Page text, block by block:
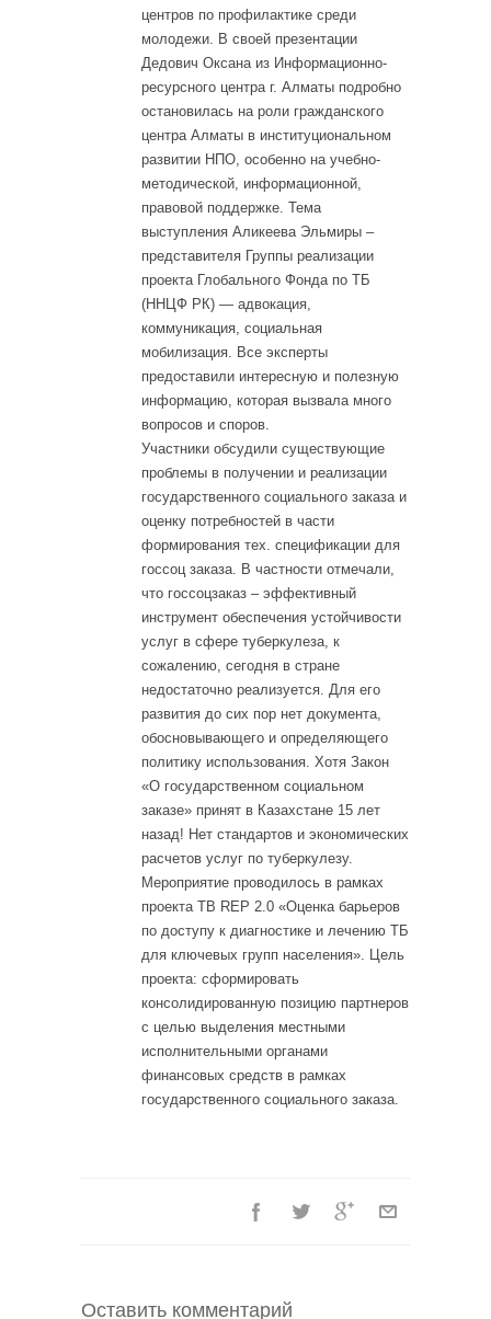
центров по профилактике среди
молодежи. В своей презентации
Дедович Оксана из Информационно-
ресурсного центра г. Алматы подробно
остановилась на роли гражданского
центра Алматы в институциональном
развитии НПО, особенно на учебно-
методической, информационной,
правовой поддержке. Тема
выступления Аликеева Эльмиры –
представителя Группы реализации
проекта Глобального Фонда по ТБ
(ННЦФ РК) — адвокация,
коммуникация, социальная
мобилизация. Все эксперты
предоставили интересную и полезную
информацию, которая вызвала много
вопросов и споров.
Участники обсудили существующие
проблемы в получении и реализации
государственного социального заказа и
оценку потребностей в части
формирования тех. спецификации для
госсоц заказа. В частности отмечали,
что госсоцзаказ – эффективный
инструмент обеспечения устойчивости
услуг в сфере туберкулеза, к
сожалению, сегодня в стране
недостаточно реализуется. Для его
развития до сих пор нет документа,
обосновывающего и определяющего
политику использования. Хотя Закон
«О государственном социальном
заказе» принят в Казахстане 15 лет
назад! Нет стандартов и экономических
расчетов услуг по туберкулезу.
Мероприятие проводилось в рамках
проекта TB REP 2.0 «Оценка барьеров
по доступу к диагностике и лечению ТБ
для ключевых групп населения». Цель
проекта: сформировать
консолидированную позицию партнеров
с целью выделения местными
исполнительными органами
финансовых средств в рамках
государственного социального заказа.
Оставить комментарий